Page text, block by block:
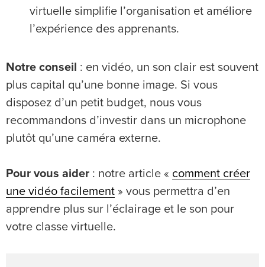
virtuelle simplifie l’organisation et améliore
l’expérience des apprenants.
Notre conseil : en vidéo, un son clair est souvent
plus capital qu’une bonne image. Si vous
disposez d’un petit budget, nous vous
recommandons d’investir dans un microphone
plutôt qu’une caméra externe.
Pour vous aider : notre article « comment créer
une vidéo facilement » vous permettra d’en
apprendre plus sur l’éclairage et le son pour
votre classe virtuelle.